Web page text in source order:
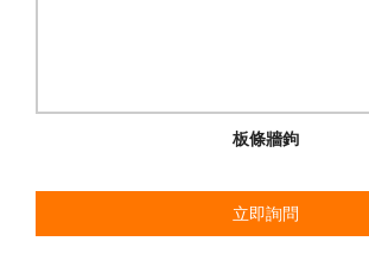
板條牆鉤
立即詢問